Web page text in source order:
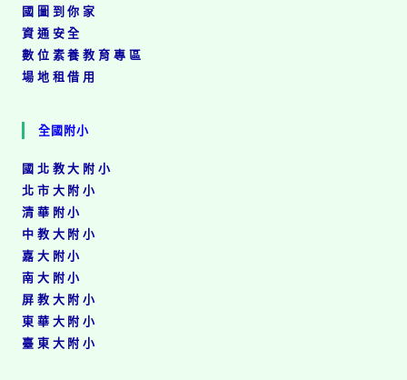
國圖到你家
資通安全
數位素養教育專區
場地租借用
全國附小
國北教大附小
北市大附小
清華附小
中教大附小
嘉大附小
南大附小
屏教大附小
東華大附小
臺東大附小